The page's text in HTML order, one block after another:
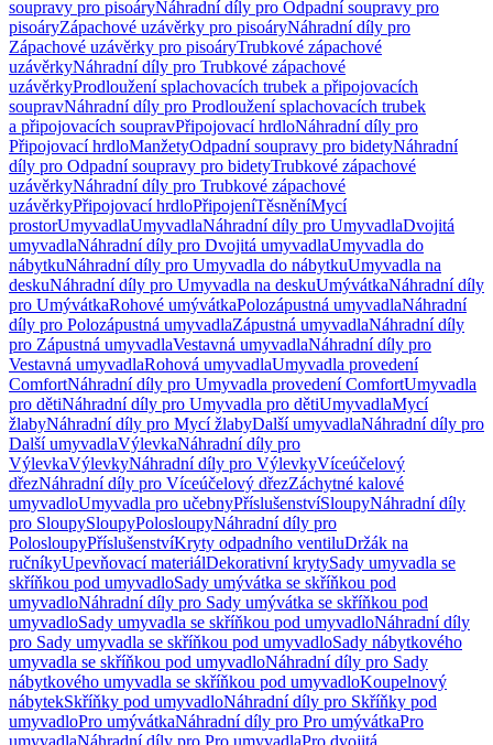
soupravy pro pisoáryNáhradní díly pro Odpadní soupravy pro
pisoáryZápachové uzávěrky pro pisoáryNáhradní díly pro
Zápachové uzávěrky pro pisoáryTrubkové zápachové
uzávěrkyNáhradní díly pro Trubkové zápachové
uzávěrkyProdloužení splachovacích trubek a připojovacích
soupravNáhradní díly pro Prodloužení splachovacích trubek
a připojovacích soupravPřipojovací hrdloNáhradní díly pro
Připojovací hrdloManžetyOdpadní soupravy pro bidetyNáhradní
díly pro Odpadní soupravy pro bidetyTrubkové zápachové
uzávěrkyNáhradní díly pro Trubkové zápachové
uzávěrkyPřipojovací hrdloPřipojeníTěsněníMycí
prostorUmyvadlaUmyvadlaNáhradní díly pro UmyvadlaDvojitá
umyvadlaNáhradní díly pro Dvojitá umyvadlaUmyvadla do
nábytkuNáhradní díly pro Umyvadla do nábytkuUmyvadla na
deskuNáhradní díly pro Umyvadla na deskuUmývátkaNáhradní díly
pro UmývátkaRohové umývátkaPolozápustná umyvadlaNáhradní
díly pro Polozápustná umyvadlaZápustná umyvadlaNáhradní díly
pro Zápustná umyvadlaVestavná umyvadlaNáhradní díly pro
Vestavná umyvadlaRohová umyvadlaUmyvadla provedení
ComfortNáhradní díly pro Umyvadla provedení ComfortUmyvadla
pro dětiNáhradní díly pro Umyvadla pro dětiUmyvadlaMycí
žlabyNáhradní díly pro Mycí žlabyDalší umyvadlaNáhradní díly pro
Další umyvadlaVýlevkaNáhradní díly pro
VýlevkaVýlevkyNáhradní díly pro VýlevkyVíceúčelový
dřezNáhradní díly pro Víceúčelový dřezZáchytné kalové
umyvadloUmyvadla pro učebnyPříslušenstvíSloupyNáhradní díly
pro SloupySloupyPolosloupyNáhradní díly pro
PolosloupyPříslušenstvíKryty odpadního ventiluDržák na
ručníkyUpevňovací materiálDekorativní krytySady umyvadla se
skříňkou pod umyvadloSady umývátka se skříňkou pod
umyvadloNáhradní díly pro Sady umývátka se skříňkou pod
umyvadloSady umyvadla se skříňkou pod umyvadloNáhradní díly
pro Sady umyvadla se skříňkou pod umyvadloSady nábytkového
umyvadla se skříňkou pod umyvadloNáhradní díly pro Sady
nábytkového umyvadla se skříňkou pod umyvadloKoupelnový
nábytekSkříňky pod umyvadloNáhradní díly pro Skříňky pod
umyvadloPro umývátkaNáhradní díly pro Pro umývátkaPro
umyvadlaNáhradní díly pro Pro umyvadlaPro dvojitá